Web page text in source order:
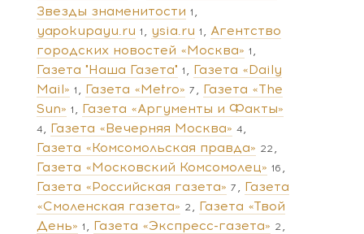
Звезды знаменитости 1
yapokupayu.ru 1 ysia.ru 1
Агентство
городских новостей «Москва» 1
Газета "Наша Газета" 1
Газета «Daily
Mail» 1 Газета «Metro» 7
Газета «The
Sun» 1 Газета «Аргументы и Факты»
4 Газета «Вечерняя Москва» 4
Газета «Комсомольская правда» 22
Газета «Московский Комсомолец» 16
Газета «Российская газета» 7
Газета
«Смоленская газета» 2
Газета «Твой
День» 1 Газета «Экспресс-газета» 2